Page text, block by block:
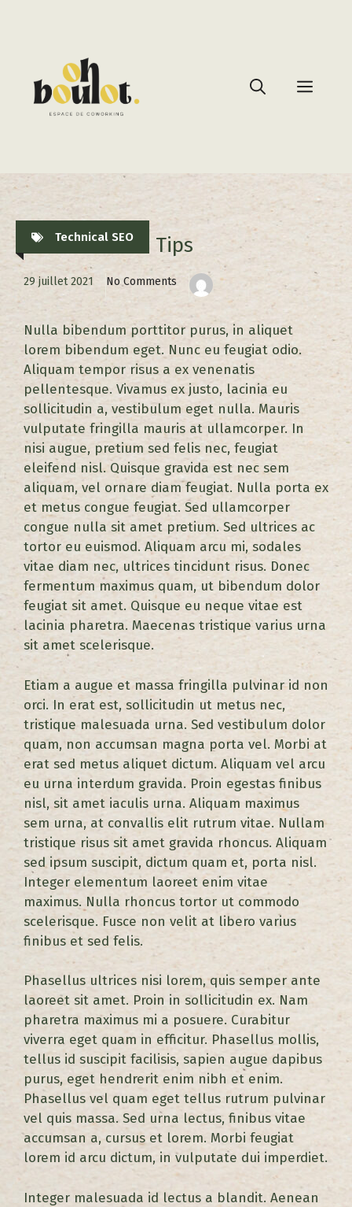
Technical SEO
Technical SEO Tips
29 juillet 2021 No Comments
Nulla bibendum porttitor purus, in aliquet
lorem bibendum eget. Nunc eu feugiat odio.
Aliquam tempor risus a ex venenatis
pellentesque. Vivamus ex justo, lacinia eu
sollicitudin a, vestibulum eget nulla. Mauris
vulputate fringilla mauris at ullamcorper. In
nisi augue, pretium sed felis nec, feugiat
eleifend nisl. Quisque gravida est nec sem
aliquam, vel ornare diam feugiat. Nulla porta ex
et metus congue feugiat. Sed ullamcorper
congue nulla sit amet pretium. Sed ultrices ac
tortor eu euismod. Aliquam arcu mi, sodales
vitae diam nec, ultrices tincidunt risus. Donec
fermentum maximus quam, ut bibendum dolor
feugiat sit amet. Quisque eu neque vitae est
lacinia pharetra. Maecenas tristique varius urna
sit amet scelerisque.
Etiam a augue et massa fringilla pulvinar id non
orci. In erat est, sollicitudin ut metus nec,
tristique malesuada urna. Sed vestibulum dolor
quam, non accumsan magna porta vel. Morbi at
erat sed metus aliquet dictum. Aliquam vel arcu
eu urna interdum gravida. Proin egestas finibus
nisl, sit amet iaculis urna. Aliquam maximus
sem urna, at convallis elit rutrum vitae. Nullam
tristique risus sit amet gravida rhoncus. Aliquam
sed ipsum suscipit, dictum quam et, porta nisl.
Integer elementum laoreet enim vitae
maximus. Nulla rhoncus tortor ut commodo
scelerisque. Fusce non velit at libero varius
finibus et sed felis.
Phasellus ultrices nisi lorem, quis semper ante
laoreet sit amet. Proin in sollicitudin ex. Nam
pharetra maximus mi a posuere. Curabitur
viverra eget quam in efficitur. Phasellus mollis,
tellus id suscipit facilisis, sapien augue dapibus
purus, eget hendrerit enim nibh et enim.
Phasellus vel quam eget tellus rutrum pulvinar
vel quis massa. Sed urna lectus, finibus vitae
accumsan a, cursus et lorem. Morbi feugiat
lorem id arcu dictum, in vulputate dui imperdiet.
Integer malesuada id lectus a blandit. Aenean